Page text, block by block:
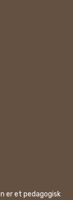
er et pedagogisk